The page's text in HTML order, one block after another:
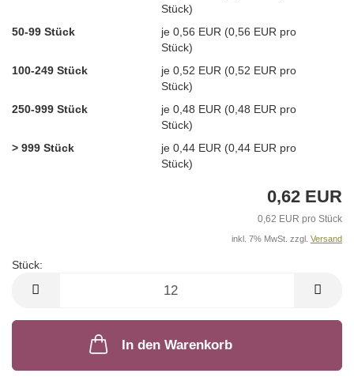
Stück)
50-99 Stück
je 0,56 EUR (0,56 EUR pro
Stück)
100-249 Stück
je 0,52 EUR (0,52 EUR pro
Stück)
250-999 Stück
je 0,48 EUR (0,48 EUR pro
Stück)
> 999 Stück
je 0,44 EUR (0,44 EUR pro
Stück)
0,62 EUR
0,62 EUR pro Stück
inkl. 7% MwSt. zzgl. Versand
Stück:
In den Warenkorb